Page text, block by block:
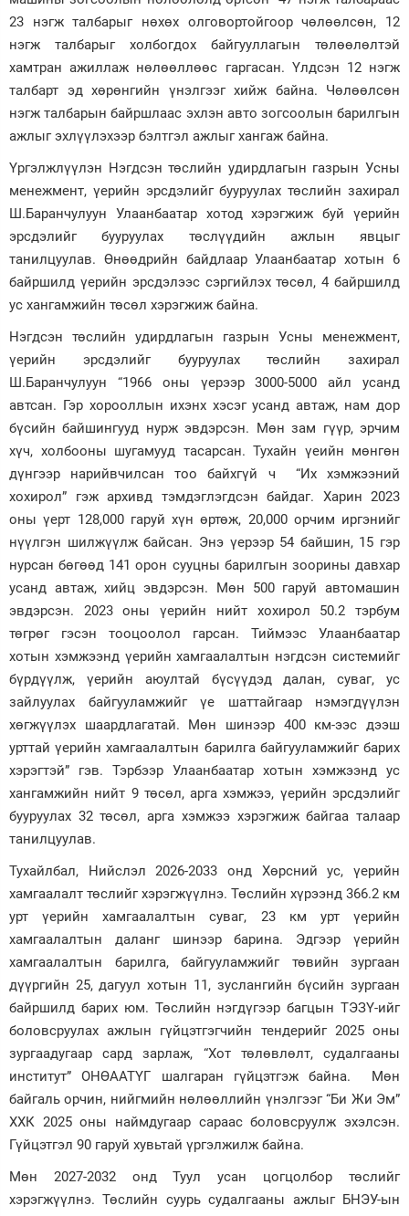
23 нэгж талбарыг нөхөх олговортойгоор чөлөөлсөн, 12
нэгж талбарыг холбогдох байгууллагын төлөөлөлтэй
хамтран ажиллаж нөлөөллөөс гаргасан. Үлдсэн 12 нэгж
талбарт эд хөрөнгийн үнэлгээг хийж байна. Чөлөөлсөн
нэгж талбарын байршлаас эхлэн авто зогсоолын барилгын
ажлыг эхлүүлэхээр бэлтгэл ажлыг хангаж байна.
Үргэлжлүүлэн Нэгдсэн төслийн удирдлагын газрын Усны
менежмент, үерийн эрсдэлийг бууруулах төслийн захирал
Ш.Баранчулуун Улаанбаатар хотод хэрэгжиж буй үерийн
эрсдэлийг бууруулах төслүүдийн ажлын явцыг
танилцуулав. Өнөөдрийн байдлаар Улаанбаатар хотын 6
байршилд үерийн эрсдэлээс сэргийлэх төсөл, 4 байршилд
ус хангамжийн төсөл хэрэгжиж байна.
Нэгдсэн төслийн удирдлагын газрын Усны менежмент,
үерийн эрсдэлийг бууруулах төслийн захирал
Ш.Баранчулуун “1966 оны үерээр 3000-5000 айл усанд
автсан. Гэр хорооллын ихэнх хэсэг усанд автаж, нам дор
бүсийн байшингууд нурж эвдэрсэн. Мөн зам гүүр, эрчим
хүч, холбооны шугамууд тасарсан. Тухайн үеийн мөнгөн
дүнгээр нарийвчилсан тоо байхгүй ч “Их хэмжээний
хохирол” гэж архивд тэмдэглэгдсэн байдаг. Харин 2023
оны үерт 128,000 гаруй хүн өртөж, 20,000 орчим иргэнийг
нүүлгэн шилжүүлж байсан. Энэ үерээр 54 байшин, 15 гэр
нурсан бөгөөд 141 орон сууцны барилгын зоорины давхар
усанд автаж, хийц эвдэрсэн. Мөн 500 гаруй автомашин
эвдэрсэн. 2023 оны үерийн нийт хохирол 50.2 тэрбум
төгрөг гэсэн тооцоолол гарсан. Тиймээс Улаанбаатар
хотын хэмжээнд үерийн хамгаалалтын нэгдсэн системийг
бүрдүүлж, үерийн аюултай бүсүүдэд далан, суваг, ус
зайлуулах байгууламжийг үе шаттайгаар нэмэгдүүлэн
хөгжүүлэх шаардлагатай. Мөн
шинээр 400 км-ээс дээш
урттай үерийн хамгаалалтын барилга байгууламжийг барих
хэрэгтэй” гэв. Тэрбээр Улаанбаатар хотын хэмжээнд ус
хангамжийн нийт 9 төсөл, арга хэмжээ, үерийн эрсдэлийг
бууруулах 32 төсөл, арга хэмжээ хэрэгжиж байгаа талаар
танилцуулав.
Тухайлбал, Нийслэл 2026-2033 онд Хөрсний ус, үерийн
хамгаалалт төслийг хэрэгжүүлнэ. Төслийн хүрээнд 366.2 км
урт үерийн хамгаалалтын суваг, 23 км урт үерийн
хамгаалалтын даланг шинээр барина. Эдгээр үерийн
хамгаалалтын барилга, байгууламжийг төвийн зургаан
дүүргийн 25, дагуул хотын 11, зуслангийн бүсийн зургаан
байршилд барих юм. Төслийн нэгдүгээр багцын ТЭЗҮ-ийг
боловсруулах ажлын гүйцэтгэгчийн тендерийг 2025 оны
зургаадугаар сард зарлаж, “Хот төлөвлөлт, судалгааны
институт” ОНӨААТҮГ шалгаран гүйцэтгэж байна. Мөн
байгаль орчин, нийгмийн нөлөөллийн үнэлгээг “Би Жи Эм”
ХХК 2025 оны наймдугаар сараас боловсруулж эхэлсэн.
Гүйцэтгэл 90 гаруй хувьтай үргэлжилж байна.
Мөн 2027-2032 онд Туул усан цогцолбор төслийг
хэрэгжүүлнэ. Төслийн суурь судалгааны ажлыг БНЭУ-ын